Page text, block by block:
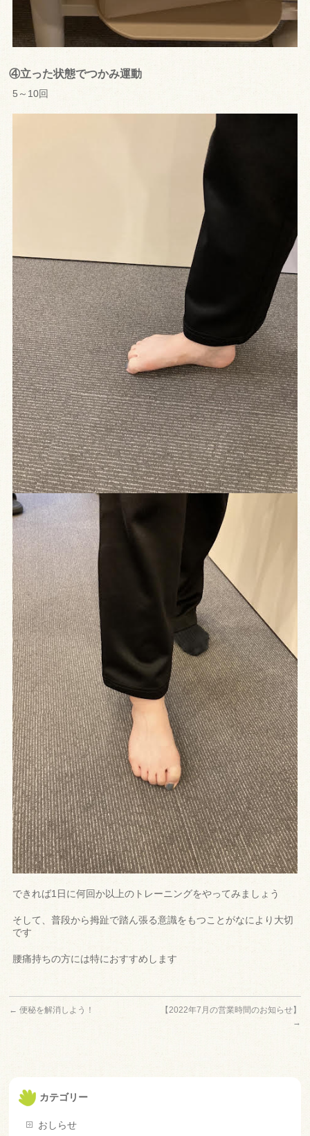
④立った状態でつかみ運動
5～10回
できれば1日に何回か以上のトレーニングをやってみましょう
そして、普段から拇趾で踏ん張る意識をもつことがなにより大切
です
腰痛持ちの方には特におすすめします
← 便秘を解消しよう！
【2022年7月の営業時間のお知らせ】
→
カテゴリー
おしらせ